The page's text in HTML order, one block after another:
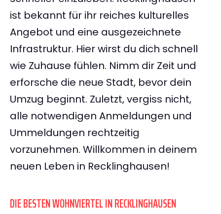
ist bekannt für ihr reiches kulturelles
Angebot und eine ausgezeichnete
Infrastruktur. Hier wirst du dich schnell
wie Zuhause fühlen. Nimm dir Zeit und
erforsche die neue Stadt, bevor dein
Umzug beginnt. Zuletzt, vergiss nicht,
alle notwendigen Anmeldungen und
Ummeldungen rechtzeitig
vorzunehmen. Willkommen in deinem
neuen Leben in Recklinghausen!
DIE BESTEN WOHNVIERTEL IN RECKLINGHAUSEN